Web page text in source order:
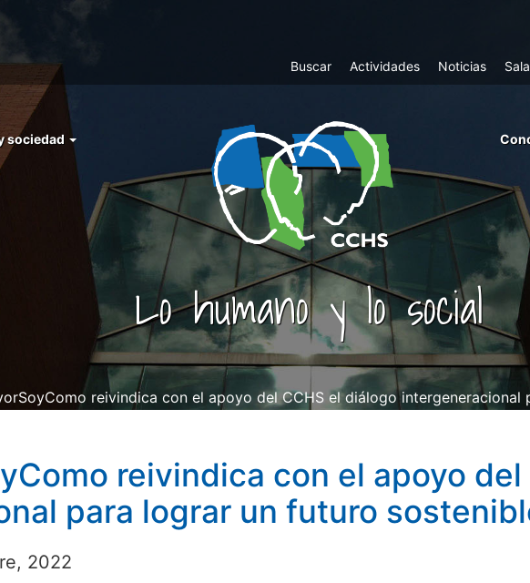
Top
Buscar Actividades Noticias
sociedad
Lo humano y lo social
reivindica con el apoyo del CCHS el diálogo
reivindica con el apoyo
para lograr un futuro
2022